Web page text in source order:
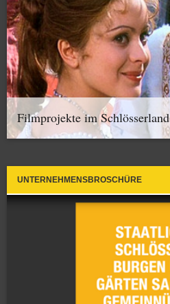
Filmprojekte im Schlösserland
UNTERNEHMENSBROSCHÜRE